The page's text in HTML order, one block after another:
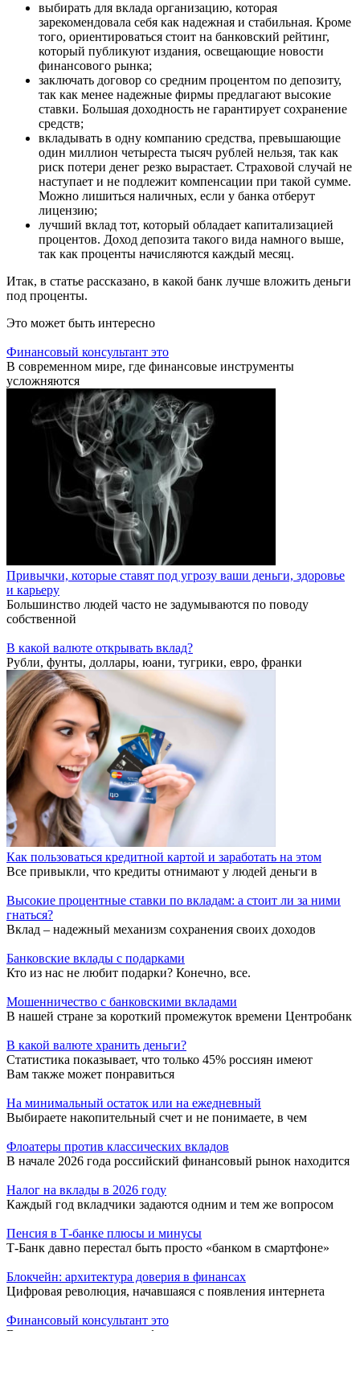
выбирать для вклада организацию, которая
зарекомендовала себя как надежная и стабильная. Кроме
того, ориентироваться стоит на банковский рейтинг,
который публикуют издания, освещающие новости
финансового рынка;
заключать договор со средним процентом по депозиту,
так как менее надежные фирмы предлагают высокие
ставки. Большая доходность не гарантирует сохранение
средств;
вкладывать в одну компанию средства, превышающие
один миллион четыреста тысяч рублей нельзя, так как
риск потери денег резко вырастает. Страховой случай не
наступает и не подлежит компенсации при такой сумме.
Можно лишиться наличных, если у банка отберут
лицензию;
лучший вклад тот, который обладает капитализацией
процентов. Доход депозита такого вида намного выше,
так как проценты начисляются каждый месяц.
Итак, в статье рассказано, в какой банк лучше вложить деньги
под проценты.
Это может быть интересно
Финансовый консультант это
В современном мире, где финансовые инструменты
усложняются
Привычки, которые ставят под угрозу ваши деньги, здоровье
и карьеру
Большинство людей часто не задумываются по поводу
собственной
В какой валюте открывать вклад?
Рубли, фунты, доллары, юани, тугрики, евро, франки
Как пользоваться кредитной картой и заработать на этом
Все привыкли, что кредиты отнимают у людей деньги в
Высокие процентные ставки по вкладам: а стоит ли за ними
гнаться?
Вклад – надежный механизм сохранения своих доходов
Банковские вклады с подарками
Кто из нас не любит подарки? Конечно, все.
Мошенничество с банковскими вкладами
В нашей стране за короткий промежуток времени Центробанк
В какой валюте хранить деньги?
Статистика показывает, что только 45% россиян имеют
Вам также может понравиться
На минимальный остаток или на ежедневный
Выбираете накопительный счет и не понимаете, в чем
Флоатеры против классических вкладов
В начале 2026 года российский финансовый рынок находится
Налог на вклады в 2026 году
Каждый год вкладчики задаются одним и тем же вопросом
Пенсия в Т-банке плюсы и минусы
Т-Банк давно перестал быть просто «банком в смартфоне»
Блокчейн: архитектура доверия в финансах
Цифровая революция, начавшаяся с появления интернета
Финансовый консультант это
В современном мире, где финансовые инструменты